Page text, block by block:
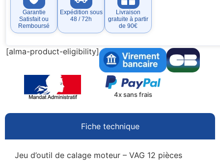
Garantie
Satisfait ou
Remboursé
Expédition sous
48 / 72h
Livraison
gratuite à partir
de 90€
[alma-product-eligibility]
4x sans frais
Fiche technique
Jeu d’outil de calage moteur – VAG 12 pièces